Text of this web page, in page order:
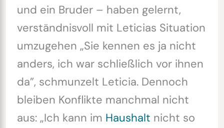
und ein Bruder – haben gelernt,
verständnisvoll mit Leticias Situation
umzugehen „Sie kennen es ja nicht
anders, ich war schließlich vor ihnen
da”, schmunzelt Leticia. Dennoch
bleiben Konflikte manchmal nicht
aus: „Ich kann im Haushalt nicht so